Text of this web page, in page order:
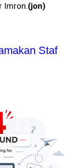
Imron.(jon)
Staf